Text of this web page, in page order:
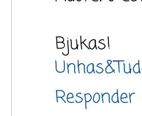
Bjukas!
Responder